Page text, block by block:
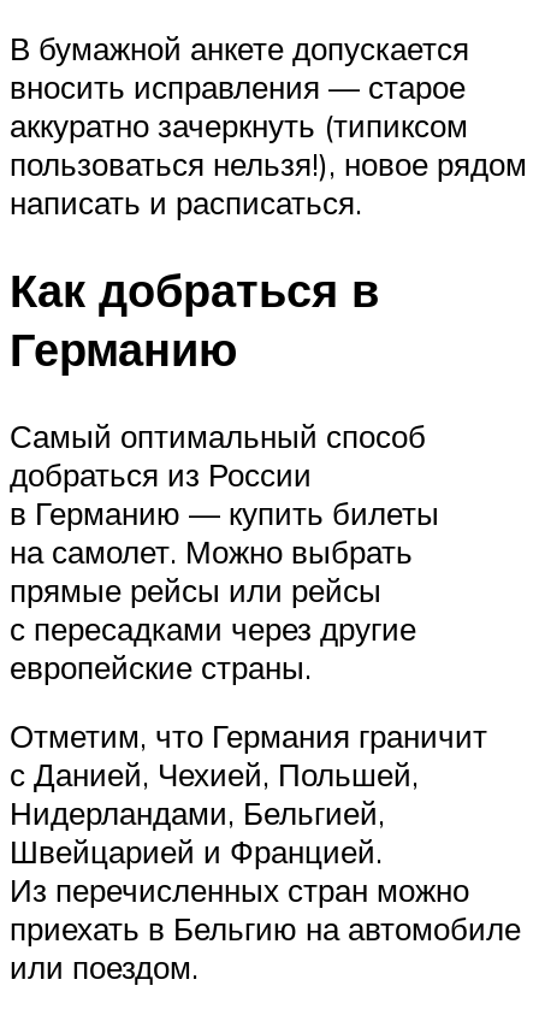
В бумажной анкете допускается
вносить исправления — старое
аккуратно зачеркнуть (типиксом
пользоваться нельзя!), новое рядом
написать и расписаться.
Как добраться в
Германию
Самый оптимальный способ
добраться из России
в Германию — купить билеты
на самолет. Можно выбрать
прямые рейсы или рейсы
с пересадками через другие
европейские страны.
Отметим, что Германия граничит
с Данией, Чехией, Польшей,
Нидерландами, Бельгией,
Швейцарией и Францией.
Из перечисленных стран можно
приехать в Бельгию на автомобиле
или поездом.